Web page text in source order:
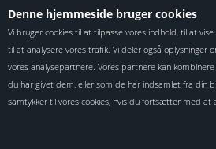
Denne hjemmeside bruger cookies
Vi bruger cookies til at tilpasse vores indhold, til at
til at analysere vores trafik. Vi deler også oplysninger
vores analysepartnere. Vores partnere kan
du har givet dem, eller som de har indsamlet fra din
samtykker til vores cookies, hvis du fortsætter med at